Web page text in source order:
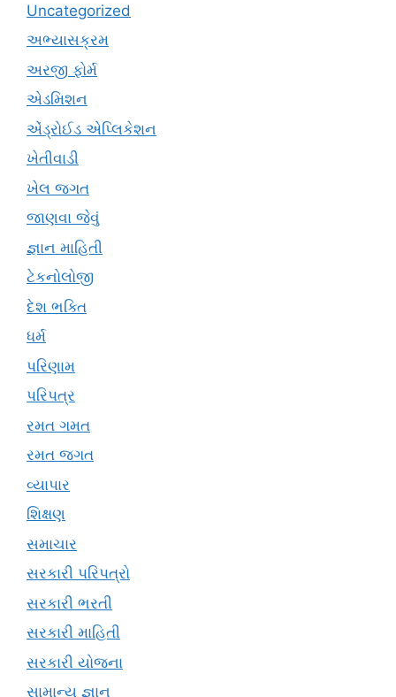
Uncategorized
અભ્યાસક્રમ
અરજી ફોર્મ
એડમિશન
એંડ્રોઈડ એપ્લિકેશન
ખેતીવાડી
ખેલ જગત
જાણવા જેવું
જ્ઞાન માહિતી
ટેકનોલોજી
દેશ ભક્તિ
ધર્મ
પરિણામ
પરિપત્ર
રમત ગમત
રમત જગત
વ્યાપાર
શિક્ષણ
સમાચાર
સરકારી પરિપત્રો
સરકારી ભરતી
સરકારી માહિતી
સરકારી યોજના
સામાન્ય જ્ઞાન